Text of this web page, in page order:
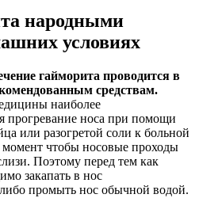
народными
условиях
гайморита проводится в
средствам.
наиболее
прогревание носа при помощи
или разогретой соли к больной
момент чтобы носовые проходы
Поэтому перед тем как
закапать в нос
промыть нос обычной водой.